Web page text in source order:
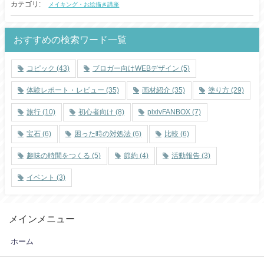
カテゴリ: メイキング・お絵描き講座
おすすめの検索ワード一覧
コピック (43)
体験レポート・レビュー (35) 画材紹介 (35) 塗り方 (29)
旅行 (10) 初心者向け (8) pixivFANBOX (7)
宝石 (6) 困った時の対処法 (6) 比較 (6)
趣味の時間をつくる (5)
ブロガー向けWEBデザイン (5)
節約 (4) 活動報告 (3)
イベント (3)
メインメニュー
ホーム